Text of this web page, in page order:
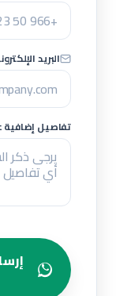
البريد
تفاصيل إضافية